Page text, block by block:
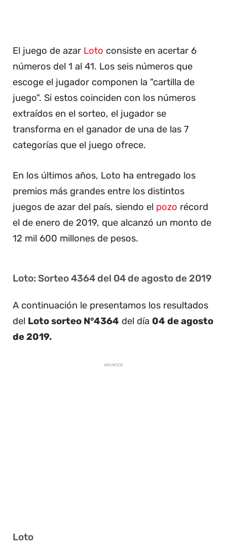
El juego de azar Loto consiste en acertar 6
números del 1 al 41. Los seis números que
escoge el jugador componen la "cartilla de
juego". Si estos coinciden con los números
extraídos en el sorteo, el jugador se
transforma en el ganador de una de las 7
categorías que el juego ofrece.
En los últimos años, Loto ha entregado los
premios más grandes entre los distintos
juegos de azar del país, siendo el pozo récord
el de enero de 2019, que alcanzó un monto de
12 mil 600 millones de pesos.
Loto: Sorteo 4364 del 04 de agosto de 2019
A continuación le presentamos los resultados
del Loto sorteo N°4364 del día 04 de agosto
de 2019.
ANUNCIOS
Loto